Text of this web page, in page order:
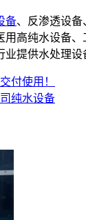
备、反渗透设备
高纯水设备
提供水处理设
付使用！
纯水设备